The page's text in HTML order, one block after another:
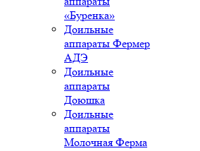
«Буренка»
Доильные
аппараты Фермер
АДЭ
Доильные
аппараты
Доюшка
Доильные
аппараты
Молочная Ферма